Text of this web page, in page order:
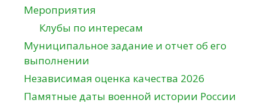
Мероприятия
Клубы по интересам
Муниципальное задание и отчет об его
выполнении
Независимая оценка качества 2026
Памятные даты военной истории России